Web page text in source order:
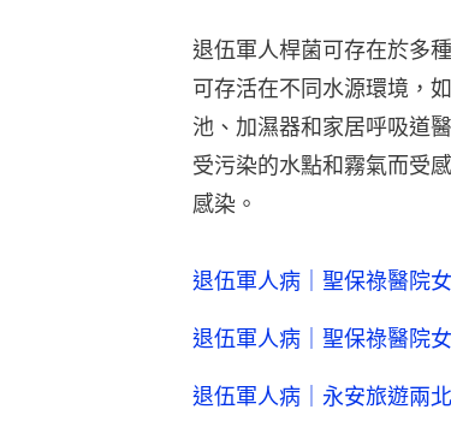
退伍軍人桿菌可存在於多
可存活在不同水源環境，
池、加濕器和家居呼吸道
受污染的水點和霧氣而受
感染。
退伍軍人病｜聖保祿醫院
退伍軍人病｜聖保祿醫院
退伍軍人病｜永安旅遊兩